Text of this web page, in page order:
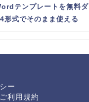
テンプレートを無料ダ
形式でそのまま使える
ー
利用規約